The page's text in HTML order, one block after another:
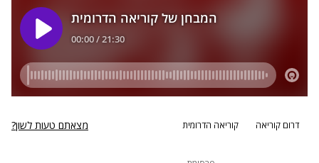
דרום קוריאה קוריאה הדרומית מצאתם טעות לשון?